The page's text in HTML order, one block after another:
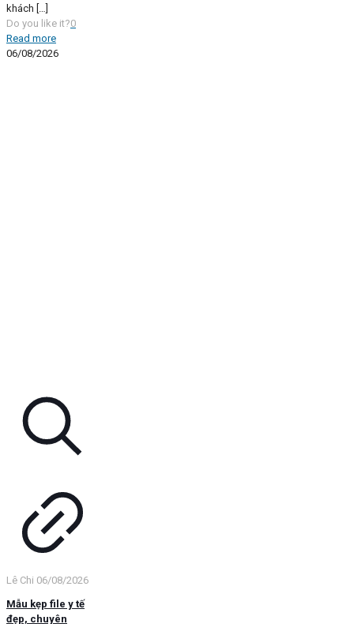
khách
Do you like it?0
Read more
06/08/2026
Lê Chi 06/08/2026
Mẫu kẹp file y tế
đẹp, chuyên